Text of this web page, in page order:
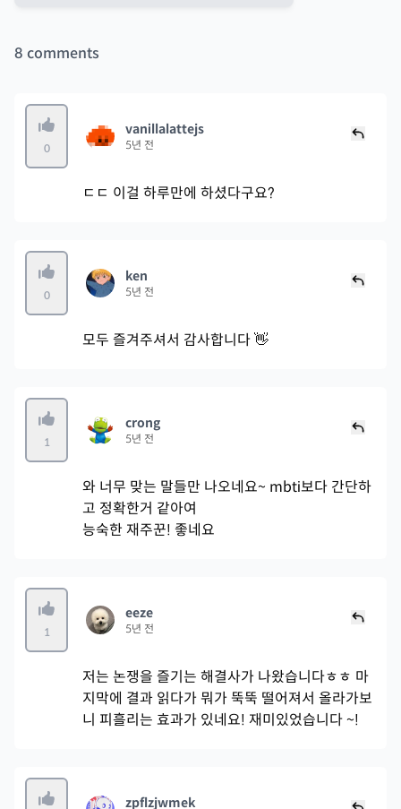
8 comments
0
vanillalattejs
5년 전
ㄷㄷ 이걸 하루만에 하셨다구요?
0
ken
5년 전
모두 즐겨주셔서 감사합니다 👋
1
crong
5년 전
와 너무 맞는 말들만 나오네요~ mbti보다 간단하
고 정확한거 같아여
능숙한 재주꾼! 좋네요
1
eeze
5년 전
저는 논쟁을 즐기는 해결사가 나왔습니다ㅎㅎ 마
지막에 결과 읽다가 뭐가 뚝뚝 떨어져서 올라가보
니 피흘리는 효과가 있네요! 재미있었습니다 ~!
zpflzjwmek